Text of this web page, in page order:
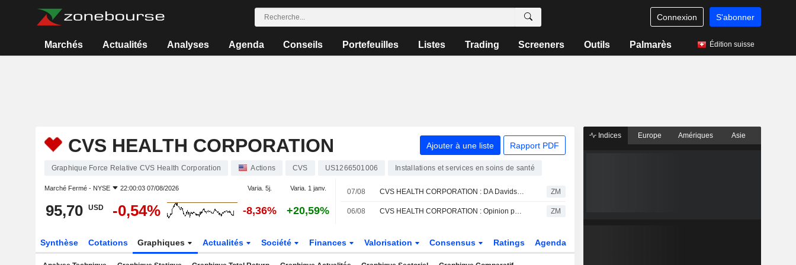
Connexion S'abonner
Marchés Actualités Analyses Agenda Conseils Portefeuilles Listes Trading Screeners Outils Palmarès Édition suisse
CVS HEALTH CORPORATION Ajouter à une liste Rapport PDF
Graphique Force Relative CVS Health Corporation Actions CVS US1266501006 Installations et services en soins de santé
Marché Fermé - NYSE 22:00:03 07/08/2026 Varia. 5j. Varia. 1 janv.
95,70 USD -0,54% -8,36% +20,59%
07/08 CVS HEALTH CORPORATION : DA Davidson persiste à l'achat ZM
06/08 CVS HEALTH CORPORATION : Opinion positive de UBS ZM
Synthèse Cotations Graphiques Actualités Société Finances Valorisation Consensus Ratings Agenda
Indices Europe Amériques Asie